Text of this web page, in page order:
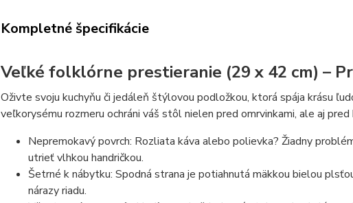
Kompletné špecifikácie
Veľké folklórne prestieranie (29 x 42 cm) –
Oživte svoju kuchyňu či jedáleň štýlovou podložkou, ktorá spája krásu
veľkorysému rozmeru ochráni váš stôl nielen pred omrvinkami, ale aj pred
Nepremokavý povrch: Rozliata káva alebo polievka? Žiadny
utrieť vlhkou handričkou.
Šetrné k nábytku: Spodná strana je potiahnutá mäkkou bielou
nárazy riadu.